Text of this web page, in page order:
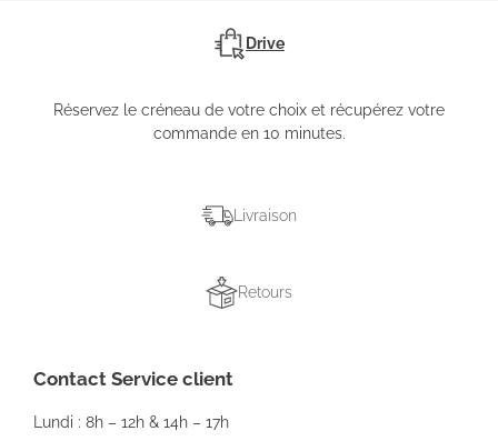
Drive
Livraison
Retours
Réservez le créneau de votre choix et récupérez votre
commande en 10 minutes.
Contact Service client
Lundi : 8h – 12h & 14h – 17h